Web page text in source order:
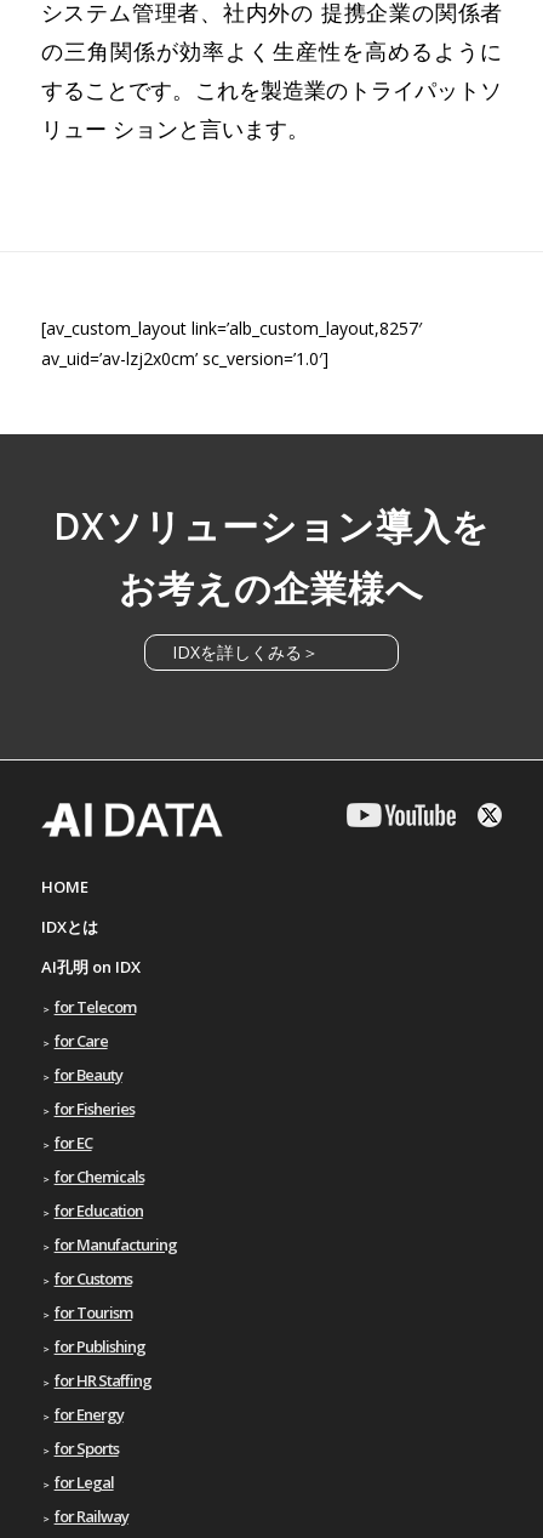
システム管理者、社内外の 提携企業の関係者
の三角関係が効率よく生産性を高めるように
することです。これを製造業のトライパットソ
リュー ションと言います。
[av_custom_layout link=’alb_custom_layout,8257′
av_uid=’av-lzj2x0cm’ sc_version=’1.0′]
DXソリューション導入を
お考えの企業様へ
IDXを詳しくみる＞
HOME
IDXとは
AI孔明 on IDX
for Telecom
for Care
for Beauty
for Fisheries
for EC
for Chemicals
for Education
for Manufacturing
for Customs
for Tourism
for Publishing
for HR Staffing
for Energy
for Sports
for Legal
for Railway